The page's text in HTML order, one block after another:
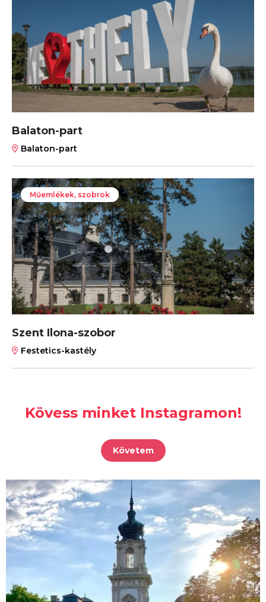
Balaton-part
Balaton-part
Műemlékek, szobrok
Szent Ilona-szobor
Festetics-kastély
Kövess minket Instagramon!
Követem